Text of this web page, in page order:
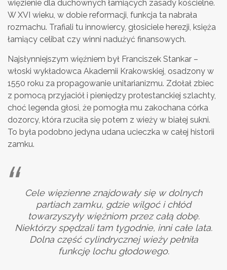
więzienie dla duchownych łamiących zasady kościelne.
W XVI wieku, w dobie reformacji, funkcja ta nabrała
rozmachu. Trafiali tu innowiercy, głosiciele herezji, księża
łamiący celibat czy winni nadużyć finansowych.
Najsłynniejszym więźniem był Franciszek Stankar –
włoski wykładowca Akademii Krakowskiej, osadzony w
1550 roku za propagowanie unitarianizmu. Zdołał zbiec
z pomocą przyjaciół i pieniędzy protestanckiej szlachty,
choć legenda głosi, że pomogła mu zakochana córka
dozorcy, która rzuciła się potem z wieży w białej sukni.
To była podobno jedyna udana ucieczka w całej historii
zamku.
Cele więzienne znajdowały się w dolnych
partiach zamku, gdzie wilgoć i chłód
towarzyszyły więźniom przez całą dobę.
Niektórzy spędzali tam tygodnie, inni całe lata.
Dolna część cylindrycznej wieży pełniła
funkcję lochu głodowego.